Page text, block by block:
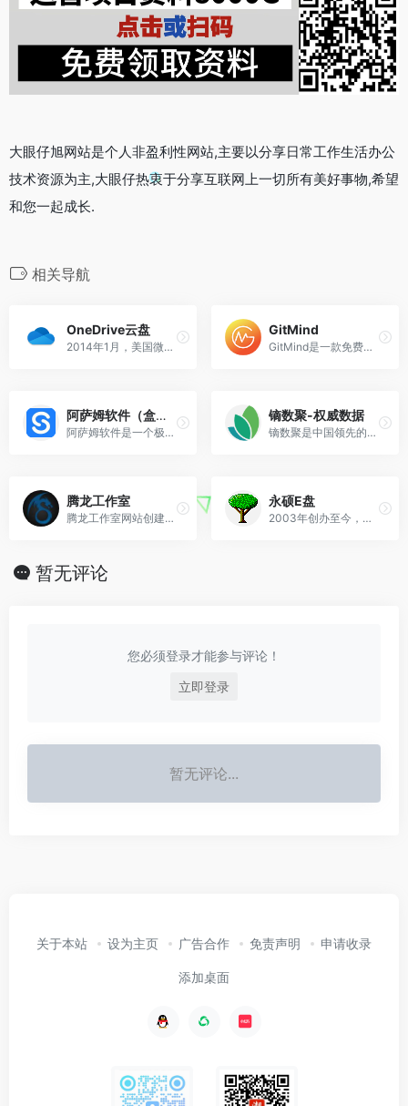
大眼仔旭网站是个人非盈利性网站,主要以分享日常工作生活办公
技术资源为主,大眼仔热衷于分享互联网上一切所有美好事物,希望
和您一起成长.
相关导航
OneDrive云盘
2014年1月，美国微软公司正式宣布SkyDrive更名为OneDrive。微软在YouTube宣布将旗下的云存储服务SkyDrive更名为OneDrive，是为了解决与英国天空广播公司的商标雷同案件。
GitMind
GitMind是一款免费在线思维导图软件，支持Windows/Mac/Linux多平台操作及内容同步。
阿萨姆软件（盒子部落）
阿萨姆软件是一个极具特色的资源网站，专注于推荐各类优秀的互联网资源，你可以免费获取我们精选的电脑软件、手机软件、操作系统、经验教程、影视资源等各个领域的资源！
镝数聚-权威数据
镝数聚是中国领先的数据综合服务平台
腾龙工作室
腾龙工作室网站创建于2017年10月1日，致力于分享安全的互联网资源和实用的技术文章。
永硕E盘
2003年创办至今，超级稳定，已经完美到除了界面无懈可击了。支持游客上传，异地协作等功能。
暂无评论
您必须登录才能参与评论！
立即登录
暂无评论...
关于本站 设为主页 广告合作 免责声明 申请收录
添加桌面